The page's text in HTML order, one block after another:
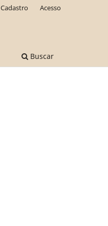
Buscar
Cadastro Acesso